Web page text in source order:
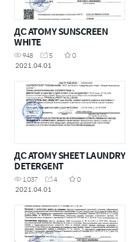
ДС ATOMY SUNSCREEN
WHITE
948 5
0
2021.04.01
ДС ATOMY SHEET LAUNDRY
DETERGENT
1,037 4
0
2021.04.01